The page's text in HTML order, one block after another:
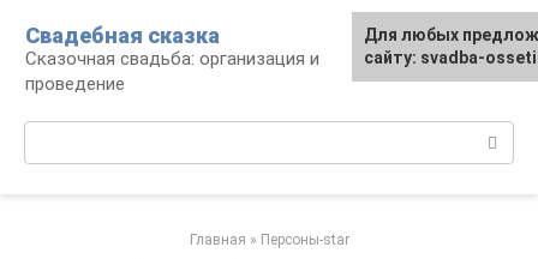
контенту
Свадебная сказка
Сказочная свадьба: организация и
проведение
Главная » Персоны-star
Для любых
сайту: svadba-